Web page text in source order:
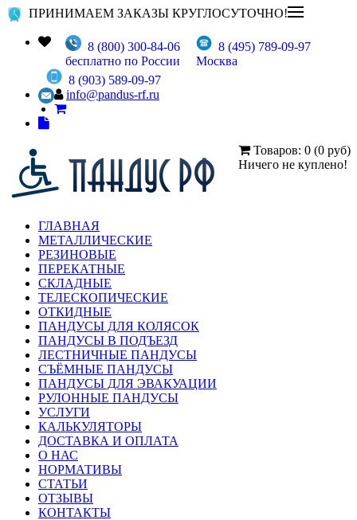
ПРИНИМАЕМ ЗАКАЗЫ КРУГЛОСУТОЧНО!
8 (800) 300-84-06
бесплатно по России
8 (495) 789-09-97
Москва
8 (903) 589-09-97
info@pandus-rf.ru
Товаров: 0 (0 руб)
Ничего не куплено!
ГЛАВНАЯ
МЕТАЛЛИЧЕСКИЕ
РЕЗИНОВЫЕ
ПЕРЕКАТНЫЕ
СКЛАДНЫЕ
ТЕЛЕСКОПИЧЕСКИЕ
ОТКИДНЫЕ
ПАНДУСЫ ДЛЯ КОЛЯСОК
ПАНДУСЫ В ПОДЪЕЗД
ЛЕСТНИЧНЫЕ ПАНДУСЫ
СЪЁМНЫЕ ПАНДУСЫ
ПАНДУСЫ ДЛЯ ЭВАКУАЦИИ
РУЛОННЫЕ ПАНДУСЫ
УСЛУГИ
КАЛЬКУЛЯТОРЫ
ДОСТАВКА И ОПЛАТА
О НАС
НОРМАТИВЫ
СТАТЬИ
ОТЗЫВЫ
КОНТАКТЫ